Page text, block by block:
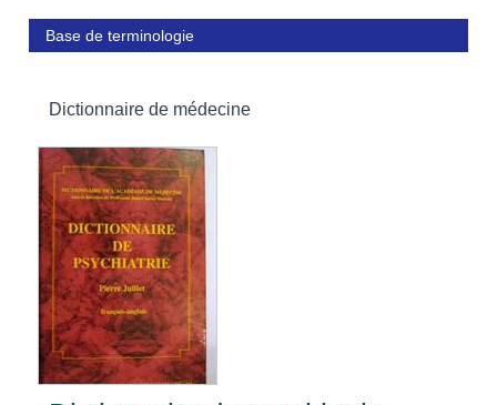
Base de terminologie
Dictionnaire de médecine